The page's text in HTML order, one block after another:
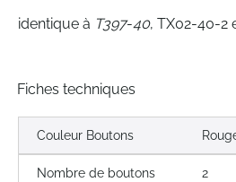
identique à T397-40, TX02-40-2
Fiches techniques
Couleur Boutons
Nombre de boutons 2